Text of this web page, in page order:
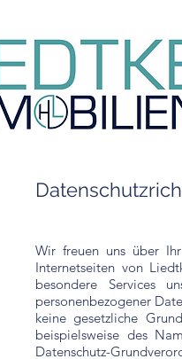
Wir freuen uns über
Internetseiten von
besondere Services
personenbezogener
keine gesetzliche
beispielsweise des
Datenschutz-